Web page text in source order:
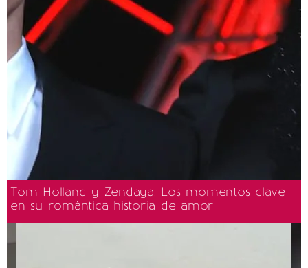
Tom Holland y Zendaya: Los momentos clave
en su romántica historia de amor